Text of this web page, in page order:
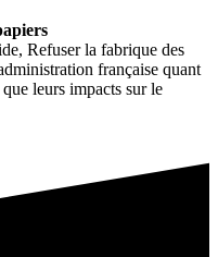
Refuser la fabrique des
française quant
leurs impacts sur le